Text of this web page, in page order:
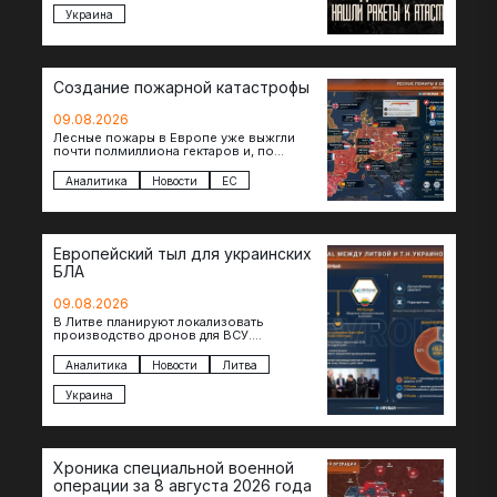
Украина
Создание пожарной катастрофы
09.08.2026
Лесные пожары в Европе уже выжгли
почти полмиллиона гектаров и, по
экономике в €15,6–19,1 млрд. К…
Аналитика Новости ЕС
Европейский тыл для украинских
БЛА
09.08.2026
В Литве планируют локализовать
производство дронов для ВСУ.
президенты Гитанас Науседа и Владимир
Зеленский подписали…
Аналитика Новости Литва
Украина
Хроника специальной военной
операции за 8 августа 2026 года